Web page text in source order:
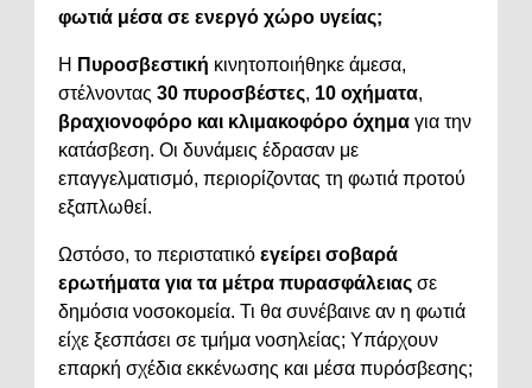
φωτιά μέσα σε ενεργό χώρο υγείας;
Η Πυροσβεστική κινητοποιήθηκε άμεσα,
στέλνοντας 30 πυροσβέστες, 10 οχήματα,
βραχιονοφόρο και κλιμακοφόρο όχημα για την
κατάσβεση. Οι δυνάμεις έδρασαν με
επαγγελματισμό, περιορίζοντας τη φωτιά προτού
εξαπλωθεί.
Ωστόσο, το περιστατικό εγείρει σοβαρά
ερωτήματα για τα μέτρα πυρασφάλειας σε
δημόσια νοσοκομεία. Τι θα συνέβαινε αν η φωτιά
είχε ξεσπάσει σε τμήμα νοσηλείας; Υπάρχουν
επαρκή σχέδια εκκένωσης και μέσα πυρόσβεσης;